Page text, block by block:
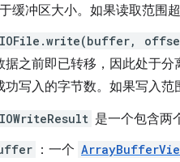
缓冲区大小。如果读取范围
据之前即已转移，因此处于分
功写入的字节数。如果写入范
是一个包含两
：一个